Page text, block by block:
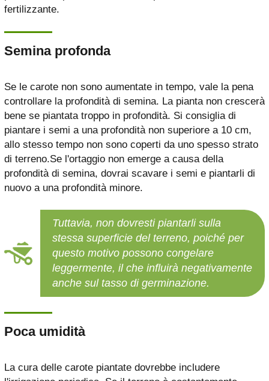
fertilizzante.
Semina profonda
Se le carote non sono aumentate in tempo, vale la pena
controllare la profondità di semina. La pianta non crescerà
bene se piantata troppo in profondità. Si consiglia di
piantare i semi a una profondità non superiore a 10 cm,
allo stesso tempo non sono coperti da uno spesso strato
di terreno.Se l'ortaggio non emerge a causa della
profondità di semina, dovrai scavare i semi e piantarli di
nuovo a una profondità minore.
Tuttavia, non dovresti piantarli sulla
stessa superficie del terreno, poiché per
questo motivo possono congelare
leggermente, il che influirà negativamente
anche sul tasso di germinazione.
Poca umidità
La cura delle carote piantate dovrebbe includere